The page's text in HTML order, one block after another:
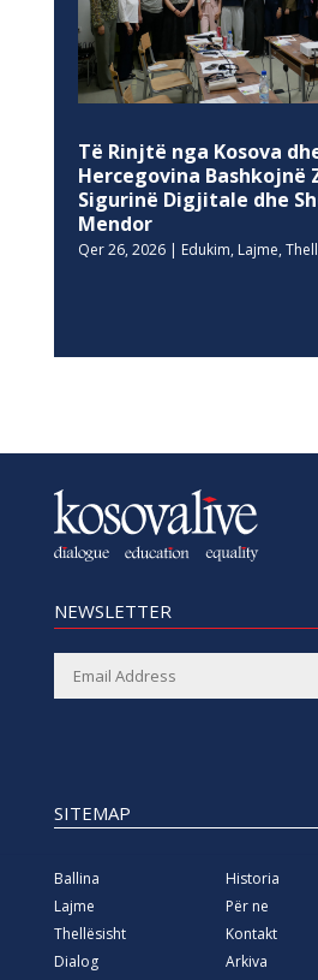
Të Rinjtë nga Kosova
Hercegovina Bashkojnë
Sigurinë Digjitale dhe
Mendor
Qer 26, 2026| Edukim, Lajme,
NEWSLETTER
SITEMAP
Ballina
Lajme
Thellësisht
Dialog
Historia
Për ne
Kontakt
Arkiva